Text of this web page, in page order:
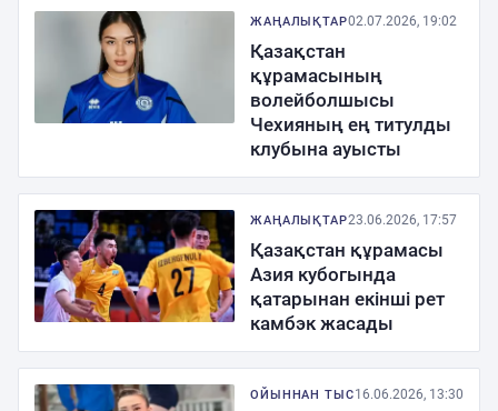
ЖАҢАЛЫҚТАР02.07.2026, 19:02
Қазақстан
құрамасының
волейболшысы
Чехияның ең титулды
клубына ауысты
ЖАҢАЛЫҚТАР23.06.2026, 17:57
Қазақстан құрамасы
Азия кубогында
қатарынан екінші рет
камбэк жасады
ОЙЫННАН ТЫС16.06.2026, 13:30